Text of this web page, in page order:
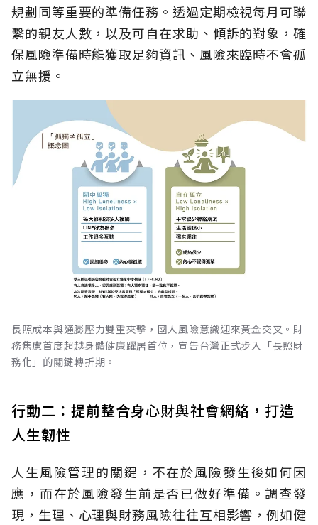
規劃同等重要的準備任務。透過定期檢視每月可聯
繫的親友人數，以及可自在求助、傾訴的對象，確
保風險準備時能獲取足夠資訊、風險來臨時不會孤
立無援。
長照成本與通膨壓力雙重夾擊，國人風險意識迎來黃金交叉。財
務焦慮首度超越身體健康躍居首位，宣告台灣正式步入「長照財
務化」的關鍵轉折期。
行動二：提前整合身心財與社會網絡，打造
人生韌性
人生風險管理的關鍵，不在於風險發生後如何因
應，而在於風險發生前是否已做好準備。調查發
現，生理、心理與財務風險往往互相影響，例如健